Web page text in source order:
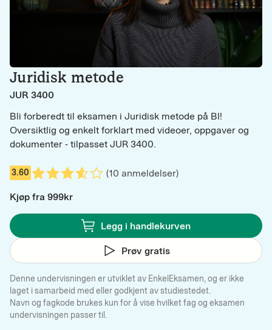
Juridisk metode
JUR 3400
Bli forberedt til eksamen i Juridisk metode på BI!
Oversiktlig og enkelt forklart med videoer, oppgaver og
dokumenter - tilpasset JUR 3400.
3.60 (10 anmeldelser)
Kjøp fra 999kr
Legg i handlekurven
Prøv gratis
Denne undervisningen er utviklet av EnkelEksamen, og er ikke
laget i samarbeid med eller godkjent av studiestedet.
Navn og fagkode brukes kun for å vise hvilket fag og eksamen
undervisningen passer til.